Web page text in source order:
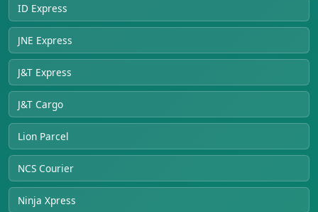
ID Express
JNE Express
J&T Express
J&T Cargo
Lion Parcel
NCS Courier
Ninja Xpress